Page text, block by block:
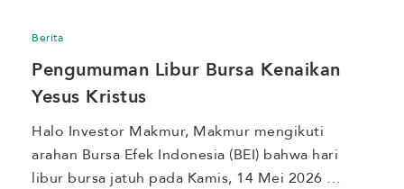
identitas yang […]
Berita
Pengumuman Libur Bursa Kenaikan
Yesus Kristus
Halo Investor Makmur, Makmur mengikuti
arahan Bursa Efek Indonesia (BEI) bahwa hari
libur bursa jatuh pada Kamis, 14 Mei 2026